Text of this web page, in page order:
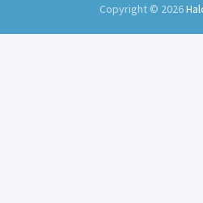
Copyright © 2026